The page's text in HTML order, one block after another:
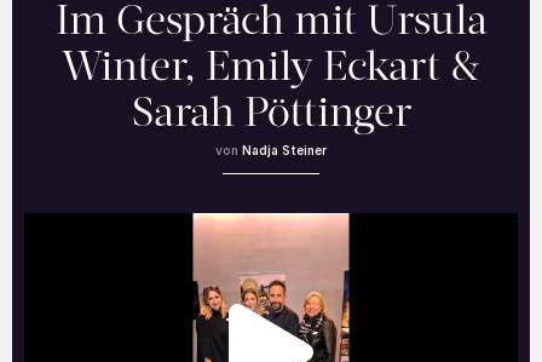
Im Gespräch mit Ursula
Winter, Emily Eckart &
Sarah Pöttinger
Nadja Steiner